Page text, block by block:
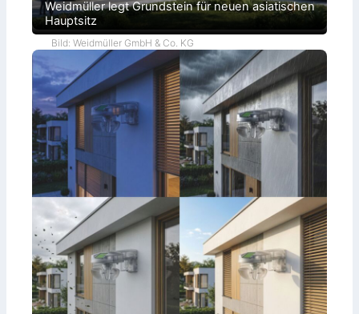
Weidmüller legt Grundstein für neuen asiatischen
Hauptsitz
Bild: Weidmüller GmbH & Co. KG